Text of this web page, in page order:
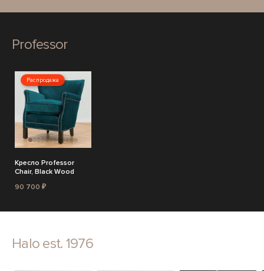
Professor
Распродажа
Кресло Professor
Chair, Black Wood
90 700 ₽
Halo est. 1976